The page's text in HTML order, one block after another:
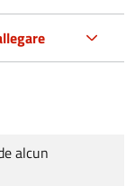
alcun